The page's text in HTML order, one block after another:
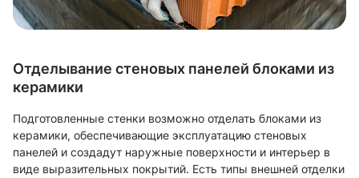
Отделывание стеновых панелей блоками из
керамики
Подготовленные стенки возможно отделать блоками из
керамики, обеспечивающие эксплуатацию стеновых
панелей и создадут наружные поверхности и интерьер в
виде выразительных покрытий. Есть типы внешней отделки